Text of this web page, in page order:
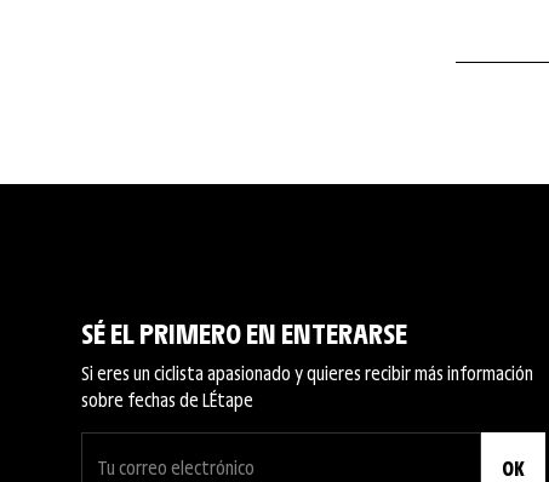
SÉ EL PRIMERO EN ENTERARSE
Si eres un ciclista apasionado y quieres recibir más información
sobre fechas de L´Étape
OK